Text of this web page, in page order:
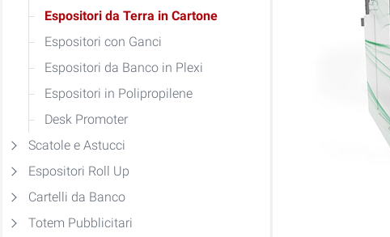
Espositori da Terra in Cartone
Espositori con Ganci
Espositori da Banco in Plexi
Espositori in Polipropilene
Desk Promoter
Scatole e Astucci
Espositori Roll Up
Cartelli da Banco
Totem Pubblicitari